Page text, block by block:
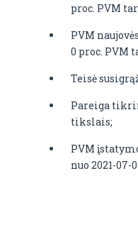
proc. PVM
PVM
0 proc. PVM
Teisė
Pareiga
tikslais;
PVM
nuo 2021-07-